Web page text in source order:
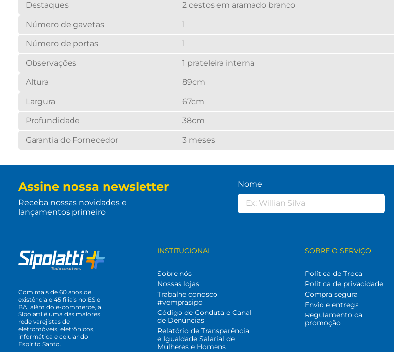
Destaques 2 cestos em aramado branco
Número de gavetas 1
Número de portas 1
Observações 1 prateleira interna
Altura 89cm
Largura 67cm
Profundidade 38cm
Garantia do Fornecedor 3 meses
Assine nossa newsletter
Receba nossas novidades e
lançamentos primeiro
Nome
Com mais de 60 anos de
existência e 45 filiais no ES e
BA, além do e-commerce, a
Sipolatti é uma das maiores
rede varejistas de
eletromóveis, eletrônicos,
informática e celular do
Espírito Santo.
INSTITUCIONAL
Sobre nós
Nossas lojas
Trabalhe conosco
#vemprasipo
Código de Conduta e Canal
de Denúncias
Relatório de Transparência
e Igualdade Salarial de
Mulheres e Homens
SOBRE O SERVIÇO
Política de Troca
Politica de privacidade
Compra segura
Envio e entrega
Regulamento da
promoção